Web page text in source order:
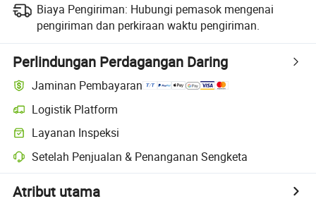
Biaya Pengiriman: Hubungi pemasok mengenai
pengiriman dan perkiraan waktu pengiriman.
Perlindungan Perdagangan Daring
Jaminan Pembayaran
Logistik Platform
Layanan Inspeksi
Setelah Penjualan & Penanganan Sengketa
Atribut utama